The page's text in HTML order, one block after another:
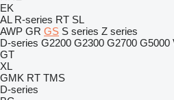
EK
AL R-series RT SL
AWP GR GS S series Z series
D-series G2200 G2300 G2700 G5000
GT
XL
GMK RT TMS
D-series